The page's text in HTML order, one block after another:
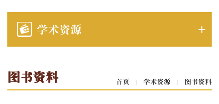
学术资源
首页 | 学术资源 | 图书资料
图书资料